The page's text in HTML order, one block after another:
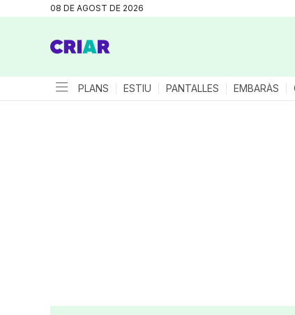
08 DE AGOST DE 2026
PLANS ESTIU PANTALLES EMBARÀS